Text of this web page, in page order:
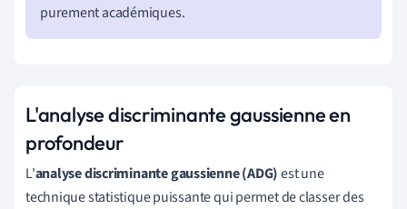
purement académiques.
L'analyse discriminante gaussienne en
profondeur
L'analyse discriminante gaussienne (ADG)est une
technique statistique puissante qui permet de classer des